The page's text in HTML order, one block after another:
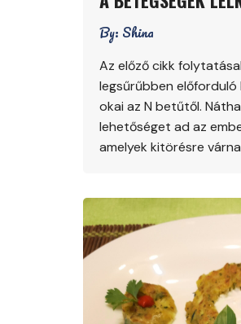
By: Shina
Az előző cikk
legsűrűbben előforduló
okai az N betűtől.
lehetőséget ad az
amelyek kitörésre